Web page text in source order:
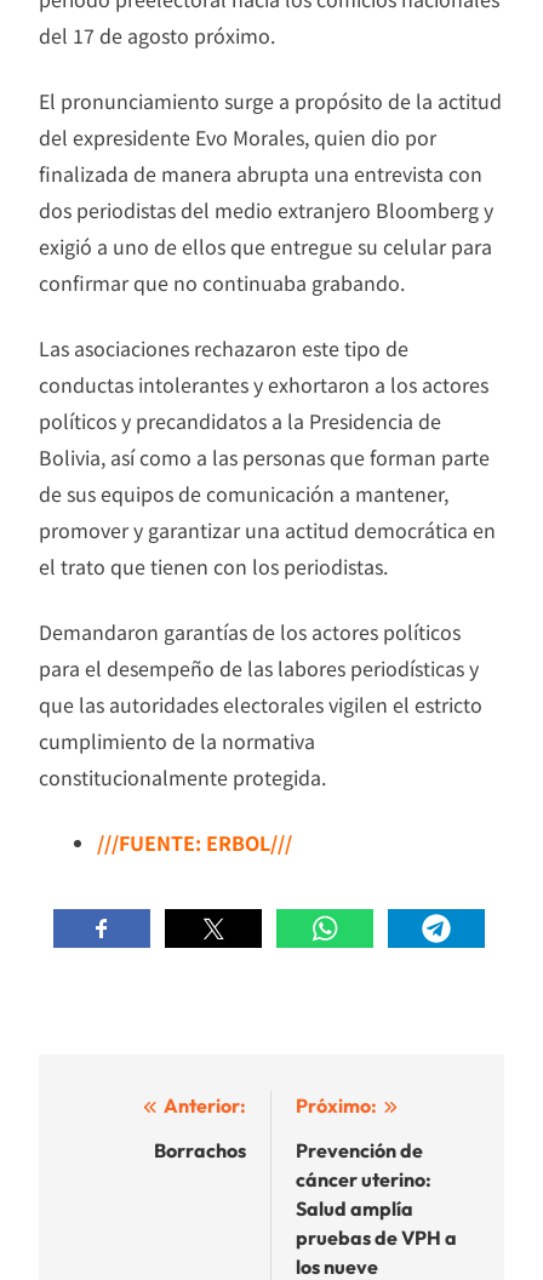
del 17 de agosto próximo.
El pronunciamiento surge a propósito de la actitud
del expresidente Evo Morales, quien dio por
finalizada de manera abrupta una entrevista con
dos periodistas del medio extranjero Bloomberg y
exigió a uno de ellos que entregue su celular para
confirmar que no continuaba grabando.
Las asociaciones rechazaron este tipo de
conductas intolerantes y exhortaron a los actores
políticos y precandidatos a la Presidencia de
Bolivia, así como a las personas que forman parte
de sus equipos de comunicación a mantener,
promover y garantizar una actitud democrática en
el trato que tienen con los periodistas.
Demandaron garantías de los actores políticos
para el desempeño de las labores periodísticas y
que las autoridades electorales vigilen el estricto
cumplimiento de la normativa
constitucionalmente protegida.
///FUENTE: ERBOL///
Navegación
Anterior:
Borrachos
Próximo:
Prevención de
cáncer uterino:
Salud amplía
pruebas de VPH a
los nueve